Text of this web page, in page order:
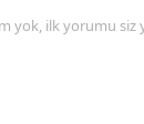
yok, ilk yorumu siz